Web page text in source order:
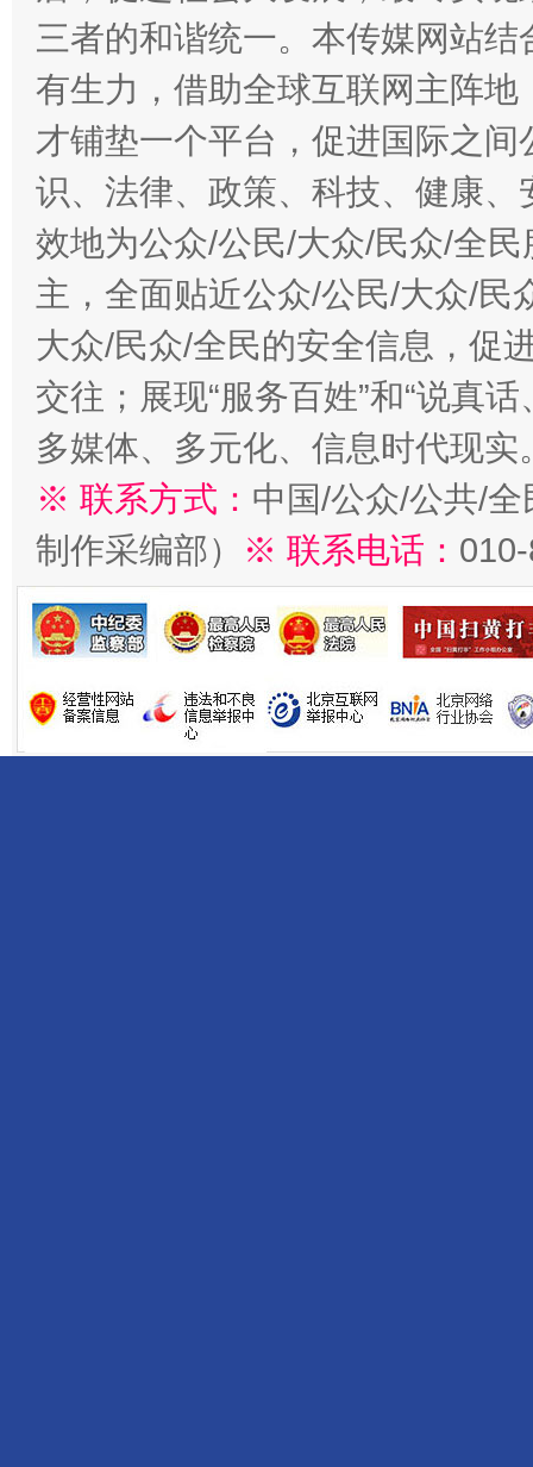
三者的和谐统一。本传媒网站
有生力，借助全球互联网主阵
才铺垫一个平台，促进国际之
识、法律、政策、科技、健康
效地为公众/公民/大众/民众/全
主，全面贴近公众/公民/大众/民
大众/民众/全民的安全信息，促
交往；展现“服务百姓”和“说真
多媒体、多元化、信息时代现实
※ 联系方式： 中国/公众/公共/
制作采编部）
※ 联系电话：